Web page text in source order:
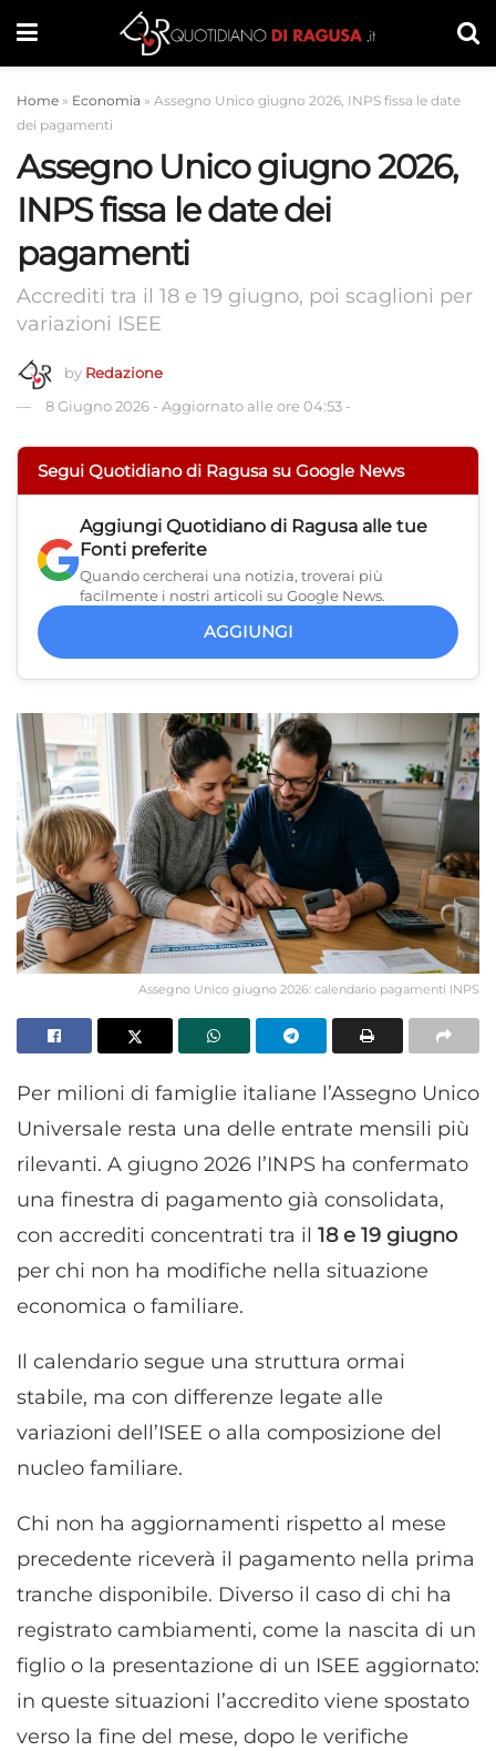
Home » Economia » Assegno Unico giugno 2026, INPS fissa le date
dei pagamenti
Assegno Unico giugno 2026,
INPS fissa le date dei
pagamenti
Accrediti tra il 18 e 19 giugno, poi scaglioni per
variazioni ISEE
by Redazione
8 Giugno 2026 - Aggiornato alle ore 04:53 -
Segui Quotidiano di Ragusa su Google News
Aggiungi Quotidiano di Ragusa alle tue
Fonti preferite
Quando cercherai una notizia, troverai più
facilmente i nostri articoli su Google News.
AGGIUNGI
Assegno Unico giugno 2026: calendario pagamenti INPS
Per milioni di famiglie italiane l’Assegno Unico
Universale resta una delle entrate mensili più
rilevanti. A giugno 2026 l’INPS ha confermato
una finestra di pagamento già consolidata,
con accrediti concentrati tra il 18 e 19 giugno
per chi non ha modifiche nella situazione
economica o familiare.
Il calendario segue una struttura ormai
stabile, ma con differenze legate alle
variazioni dell’ISEE o alla composizione del
nucleo familiare.
Chi non ha aggiornamenti rispetto al mese
precedente riceverà il pagamento nella prima
tranche disponibile. Diverso il caso di chi ha
registrato cambiamenti, come la nascita di un
figlio o la presentazione di un ISEE aggiornato:
in queste situazioni l’accredito viene spostato
verso la fine del mese, dopo le verifiche